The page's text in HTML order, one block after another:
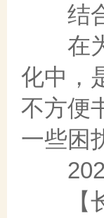
结合
在为
化中，
不方便
一些困
2023
【长